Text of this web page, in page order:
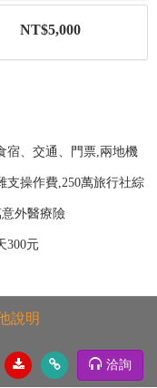
NT$5,000
宿、交通、門票,兩地機
支操作費,250萬旅行社綜
外醫療險
300元
說明
洽詢